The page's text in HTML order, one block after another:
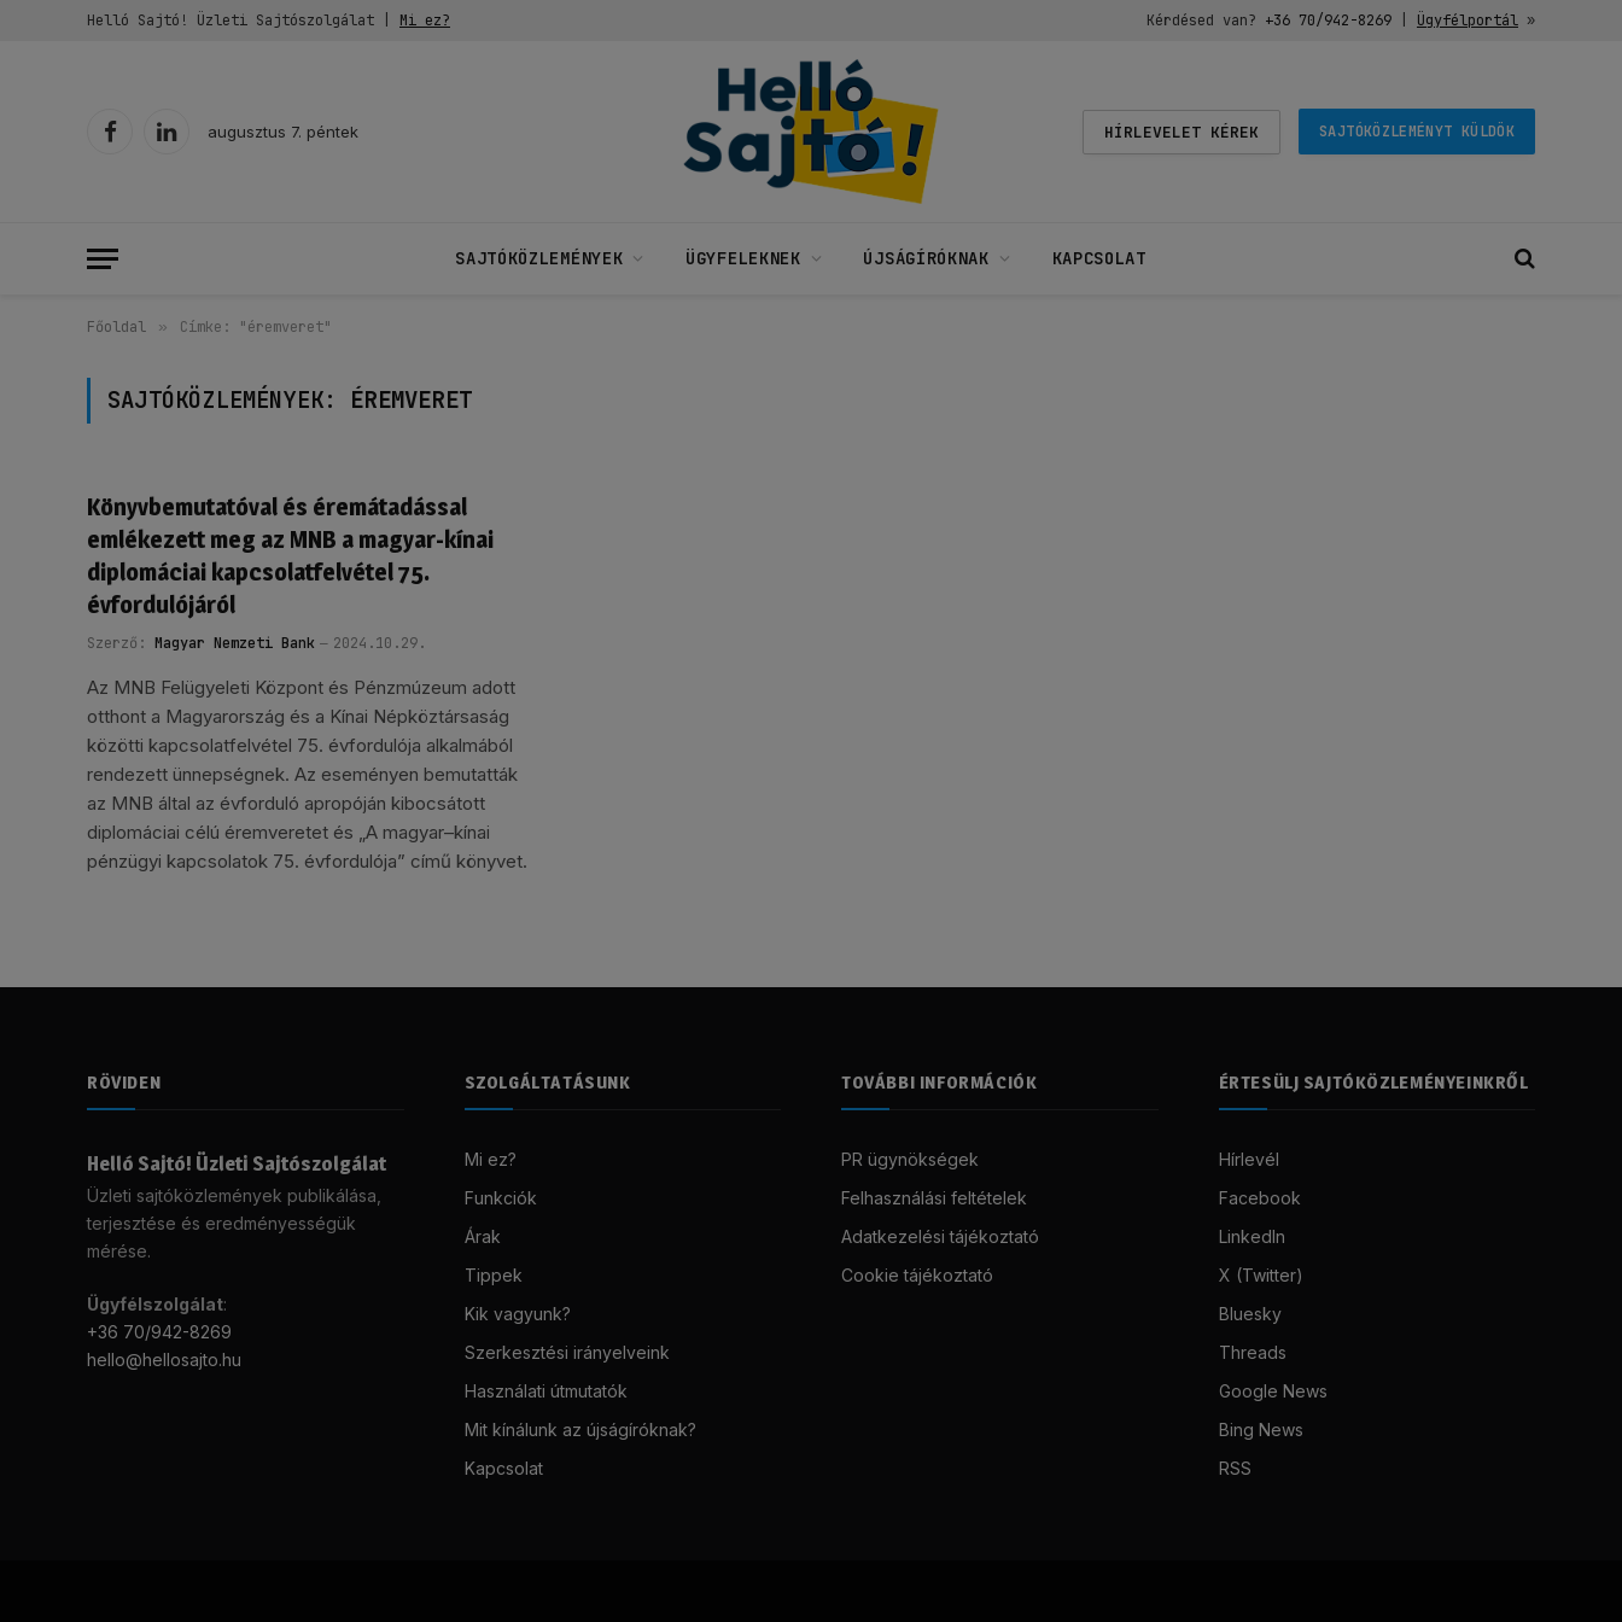
Helló Sajtó! Üzleti Sajtószolgálat | Mi ez? Kérdésed van? +36 70/942-8269| Ügyfélportál»
FacebookLinkedIn
augusztus 7. péntek HÍRLEVELET KÉREK SAJTÓKÖZLEMÉNYT KÜLDÖK
SAJTÓKÖZLEMÉNYEK ÜGYFELEKNEK ÚJSÁGÍRÓKNAK KAPCSOLAT
Főoldal » Címke: "éremveret"
SAJTÓKÖZLEMÉNYEK: ÉREMVERET
Könyvbemutatóval és éremátadással
emlékezett meg az MNB a magyar-kínai
diplomáciai kapcsolatfelvétel 75.
évfordulójáról
Szerző: Magyar Nemzeti Bank 2024.10.29.
Az MNB Felügyeleti Központ és Pénzmúzeum adott
otthont a Magyarország és a Kínai Népköztársaság
közötti kapcsolatfelvétel 75. évfordulója alkalmából
rendezett ünnepségnek. Az eseményen bemutatták
az MNB által az évforduló apropóján kibocsátott
diplomáciai célú éremveretet és „A magyar–kínai
pénzügyi kapcsolatok 75. évfordulója” című könyvet.
RÖVIDEN
Helló Sajtó! Üzleti Sajtószolgálat
Üzleti sajtóközlemények publikálása,
terjesztése és eredményességük
mérése.
Ügyfélszolgálat:
+36 70/942-8269
hello@hellosajto.hu
SZOLGÁLTATÁSUNK
Mi ez?
Funkciók
Árak
Tippek
Kik vagyunk?
Szerkesztési irányelveink
Használati útmutatók
Mit kínálunk az újságíróknak?
Kapcsolat
TOVÁBBI INFORMÁCIÓK
PR ügynökségek
Felhasználási feltételek
Adatkezelési tájékoztató
Cookie tájékoztató
ÉRTESÜLJ SAJTÓKÖZLEMÉNYEINKRŐL
Hírlevél
Facebook
LinkedIn
X (Twitter)
Bluesky
Threads
Google News
Bing News
RSS